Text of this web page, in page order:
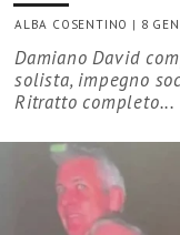
ALBA COSENTINO | 8
Damiano David
solista, impegno
Ritratto completo...